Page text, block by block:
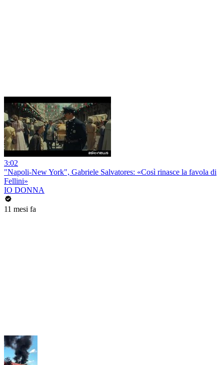
3:02
"Napoli-New York", Gabriele Salvatores: «Così rinasce la favola di
Fellini»
IO DONNA
11 mesi fa